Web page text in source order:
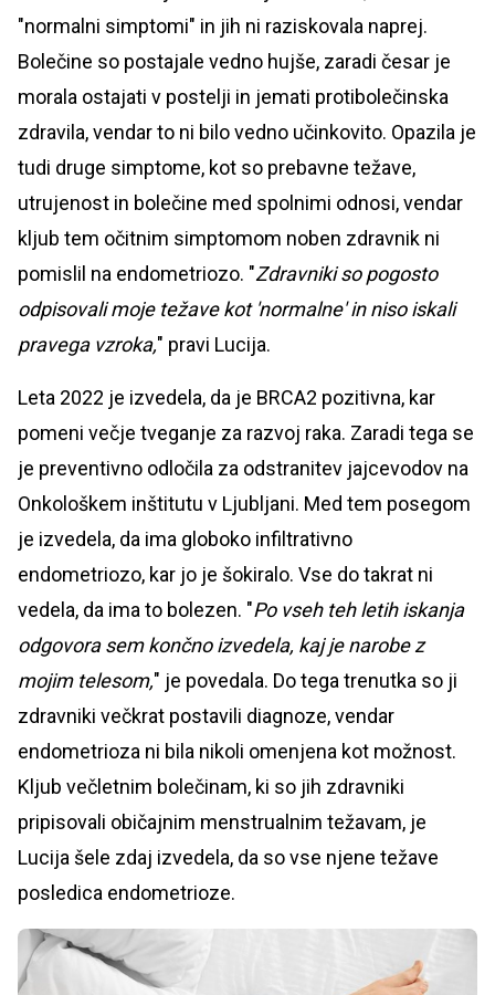
"normalni simptomi" in jih ni raziskovala naprej.
Bolečine so postajale vedno hujše, zaradi česar je
morala ostajati v postelji in jemati protibolečinska
zdravila, vendar to ni bilo vedno učinkovito. Opazila je
tudi druge simptome, kot so prebavne težave,
utrujenost in bolečine med spolnimi odnosi, vendar
kljub tem očitnim simptomom noben zdravnik ni
pomislil na endometriozo. "Zdravniki so pogosto
odpisovali moje težave kot 'normalne' in niso iskali
pravega vzroka," pravi Lucija.
Leta 2022 je izvedela, da je BRCA2 pozitivna, kar
pomeni večje tveganje za razvoj raka. Zaradi tega se
je preventivno odločila za odstranitev jajcevodov na
Onkološkem inštitutu v Ljubljani. Med tem posegom
je izvedela, da ima globoko infiltrativno
endometriozo, kar jo je šokiralo. Vse do takrat ni
vedela, da ima to bolezen. "Po vseh teh letih iskanja
odgovora sem končno izvedela, kaj je narobe z
mojim telesom," je povedala. Do tega trenutka so ji
zdravniki večkrat postavili diagnoze, vendar
endometrioza ni bila nikoli omenjena kot možnost.
Kljub večletnim bolečinam, ki so jih zdravniki
pripisovali običajnim menstrualnim težavam, je
Lucija šele zdaj izvedela, da so vse njene težave
posledica endometrioze.